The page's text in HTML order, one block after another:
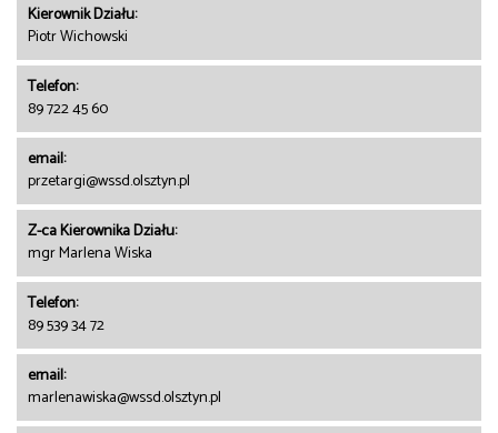
Kierownik Działu:
Piotr Wichowski
Telefon:
89 722 45 60
email:
przetargi@wssd.olsztyn.pl
Z-ca Kierownika Działu:
mgr Marlena Wiska
Telefon:
89 539 34 72
email:
marlenawiska@wssd.olsztyn.pl